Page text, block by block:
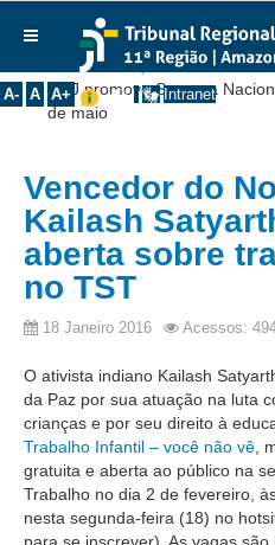
English
Português Español
A- A A+ Intranet
Institucional
Corregedoria
Composição
Desembargadores
Varas do Trabalho
Juízes Manaus
Juízes Roraima
Juízes Interior
Juízes Substitutos
Você está aqui:Início >>
CNJ promove Semana
de maio
Vencedor do
Kailash
aberta sobre
no TST
18 Janeiro 2016 Acessos:
O ativista indiano Kailash
da Paz por sua atuação na luta
crianças e por seu direito à
Trabalho Infantil – você não vê,
gratuita e aberta ao público na
Trabalho no dia 2 de fevereiro,
nesta segunda-feira (18) no